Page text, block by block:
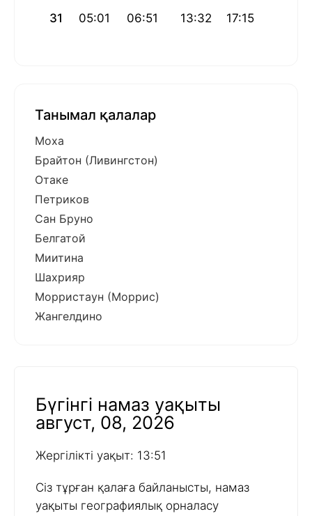
31 05:01 06:51 13:32 17:15
Танымал қалалар
Моха
Брайтон (Ливингстон)
Отаке
Петриков
Сан Бруно
Белгатой
Миитина
Шахрияр
Морристаун (Моррис)
Жангелдино
Бүгінгі намаз уақыты
август, 08, 2026
Жергілікті уақыт: 13:51
Сіз тұрған қалаға байланысты, намаз
уақыты географиялық орналасу